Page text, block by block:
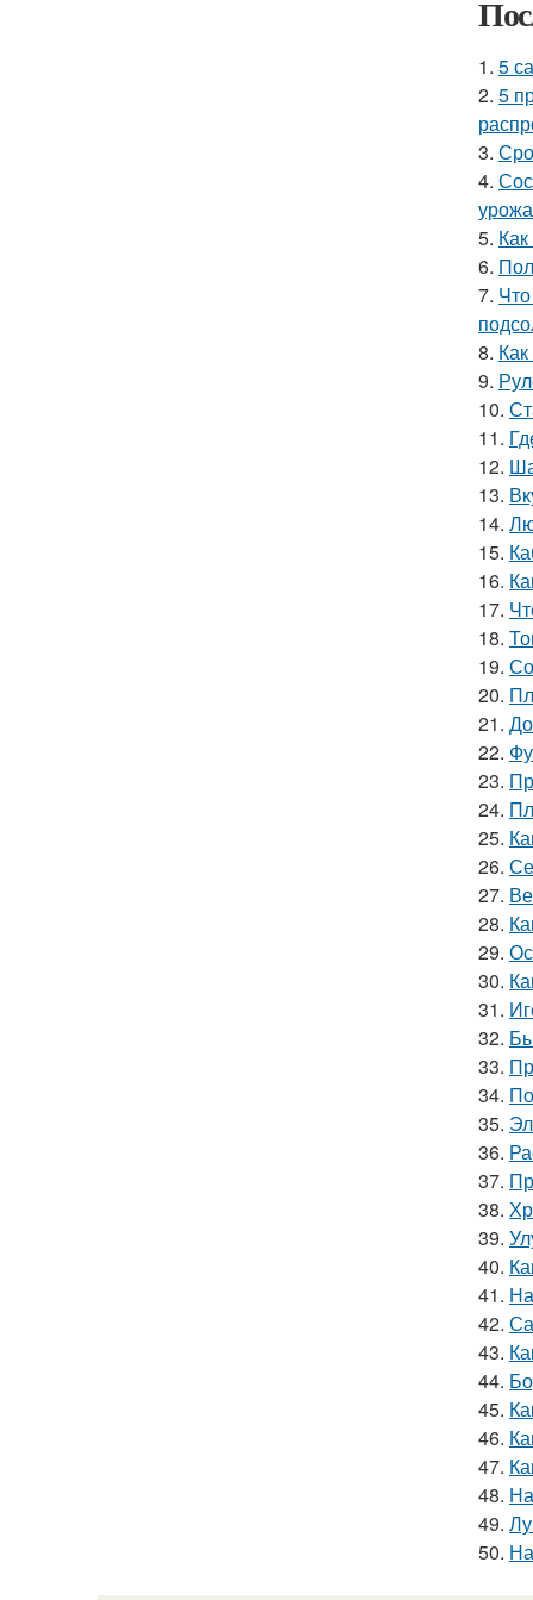
1. 5
2. 5
3.
4.
5.
6.
7.
8.
9.
10.
11.
12.
13.
14.
15.
16.
17.
18.
19.
20.
21.
22.
23.
24.
25.
26.
27.
28.
29.
30.
31.
32.
33.
34.
35.
36.
37.
38.
39.
40.
41.
42.
43.
44.
45.
46.
47.
48.
49.
50.